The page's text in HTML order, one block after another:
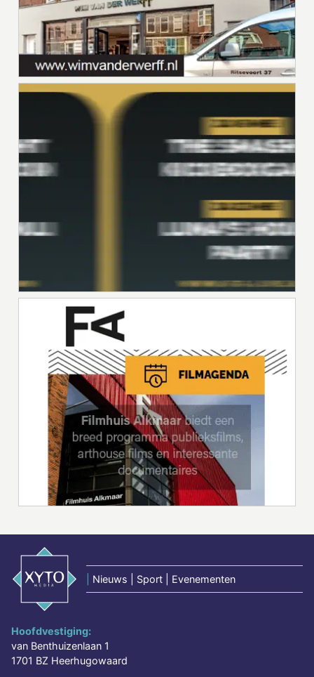
Nieuws | Sport | Evenementen
Hoofdvestiging:
van Benthuizenlaan 1
1701 BZ Heerhugowaard